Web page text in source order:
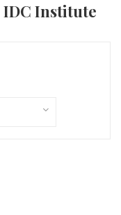
Institute